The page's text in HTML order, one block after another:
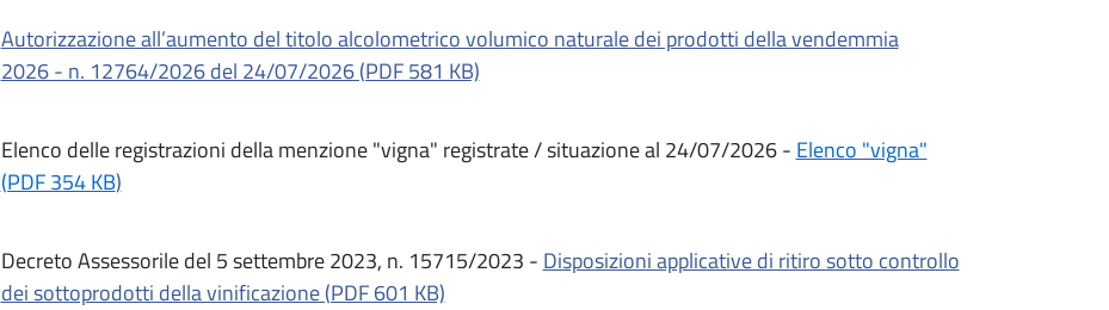
Autorizzazione all’aumento del titolo alcolometrico volumico naturale dei prodotti della vendemmia
2026 - n. 12764/2026 del 24/07/2026 (PDF 581 KB)
Elenco delle registrazioni della menzione "vigna" registrate / situazione al 24/07/2026 - Elenco "vigna"
(PDF 354 KB)
Decreto Assessorile del 5 settembre 2023, n. 15715/2023 - Disposizioni applicative di ritiro sotto controllo
dei sottoprodotti della vinificazione (PDF 601 KB)